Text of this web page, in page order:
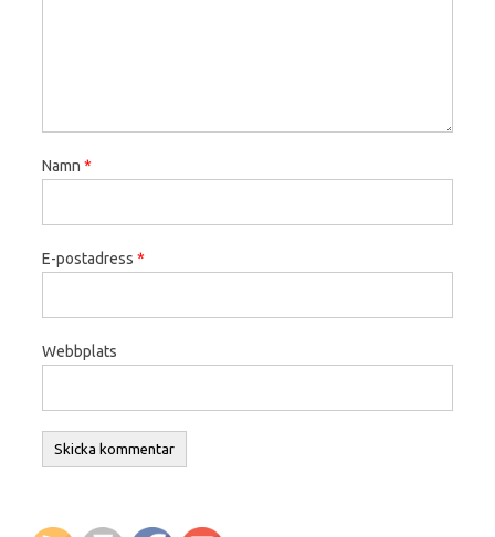
Namn *
E-postadress *
Webbplats